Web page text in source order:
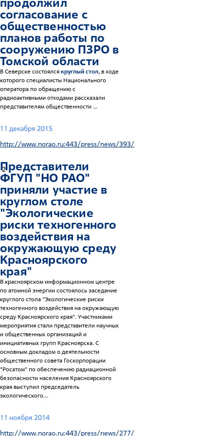
согласование с
общественностью
планов работы по
сооружению ПЗРО в
Томской области
В Северске состоялсякруглый стол, в ходе
которого специалисты Национального
оператора по обращению с
радиоактивными отходами рассказали
представителям общественности ...
11 декабря 2015
http://www.norao.ru:443/press/news/393/
2
Представители
ФГУП "НО РАО"
приняли участие в
круглом столе
"Экологические
риски техногенного
воздействия на
окружающую среду
Красноярского
края"
В красноярском информационном центре
по атомной энергии состоялось заседание
круглого стола "Экологические риски
техногенного воздействия на окружающую
среду Красноярского края". Участниками
мероприятия стали представители научных
и общественных организаций и
инициативных групп Красноярска. С
основным докладом о деятельности
общественного совета Госкорпорации
"Росатом" по обеспечению радиационной
безопасности населения Красноярского
края выступил председатель
экологического...
11 ноября 2014
http://www.norao.ru:443/press/news/277/